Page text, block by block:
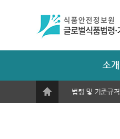
소개
법령 및 기준규격